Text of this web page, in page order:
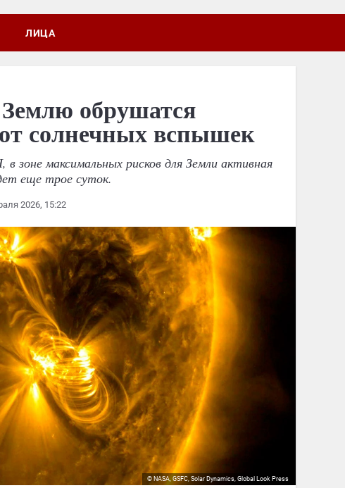
ЛИЦА
обрушатся
солнечных вспышек
зоне максимальных рисков для Земли активная
еще трое суток.
2026, 15:22
© NASA, GSFC, Solar Dynamics, Global Look Press